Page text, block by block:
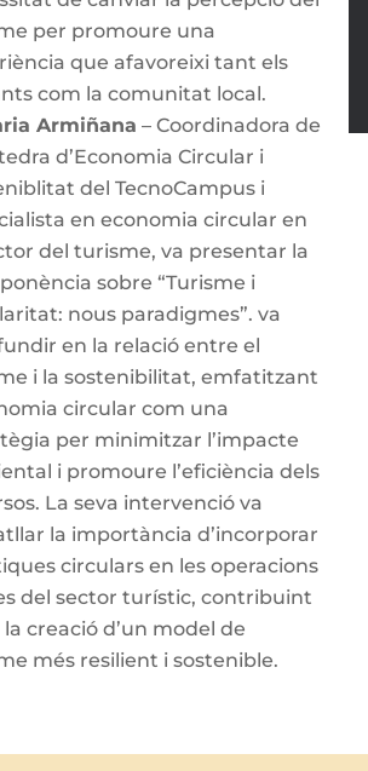
per promoure una
que afavoreixi tant els
com la comunitat local.
Armiñana – Coordinadora de
d’Economia Circular i
del TecnoCampus i
en economia circular en
del turisme, va presentar la
sobre “Turisme i
nous paradigmes”. va
en la relació entre el
i la sostenibilitat, emfatitzant
circular com una
per minimitzar l’impacte
i promoure l’eficiència dels
La seva intervenció va
la importància d’incorporar
circulars en les operacions
del sector turístic, contribuint
la creació d’un model de
més resilient i sostenible.